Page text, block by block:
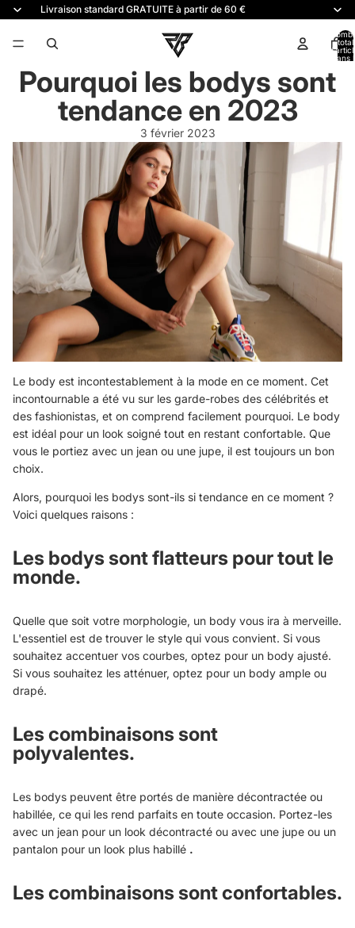
Livraison standard GRATUITE à partir de 60 €
total
dans
Pourquoi les bodys sont
tendance en 2023
3 février 2023
Le body est incontestablement à la mode en ce moment. Cet
incontournable a été vu sur les garde-robes des célébrités et
des fashionistas, et on comprend facilement pourquoi. Le body
est idéal pour un look soigné tout en restant confortable. Que
vous le portiez avec un jean ou une jupe, il est toujours un bon
choix.
Alors, pourquoi les bodys sont-ils si tendance en ce moment ?
Voici quelques raisons :
Les bodys sont flatteurs pour tout le
monde.
Quelle que soit votre morphologie, un body vous ira à merveille.
L'essentiel est de trouver le style qui vous convient. Si vous
souhaitez accentuer vos courbes, optez pour un body ajusté.
Si vous souhaitez les atténuer, optez pour un body ample ou
drapé.
Les combinaisons sont
polyvalentes.
Les bodys peuvent être portés de manière décontractée ou
habillée, ce qui les rend parfaits en toute occasion. Portez-les
avec un jean pour un look décontracté ou avec une jupe ou un
pantalon pour un look plus habillé .
Les combinaisons sont confortables.